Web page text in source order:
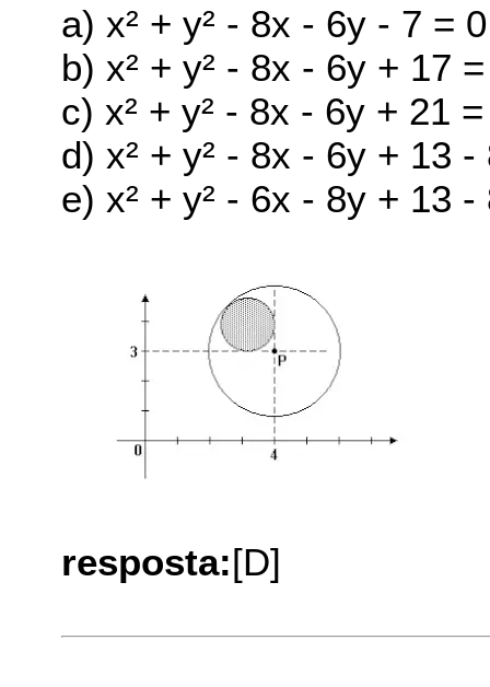
a) x² + y² - 8x - 6y - 7 = 0
b) x² + y² - 8x - 6y + 17
c) x² + y² - 8x - 6y + 21
d) x² + y² - 8x - 6y + 13 -
e) x² + y² - 6x - 8y + 13 -
resposta:[D]